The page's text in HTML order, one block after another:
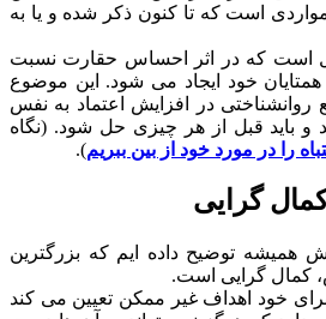
مواردی است که تا کنون ذکر شده و یا به
است که در اثر احساس حقارت نسبت
همتایان خود ایجاد می شود. این موضوع
روانشناختی در افزایش اعتماد به نفس
و باید قبل از هر چیزی حل شود. (نگاه
را در مورد خود از بین ببریم).
گرایی
همیشه توضیح داده ایم که بزرگترین
کمال گرایی است.
خود اهداف غیر ممکن تعیین می کند